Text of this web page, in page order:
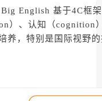
English 基于4C框
）、认知（cognition
养，特别是国际视野